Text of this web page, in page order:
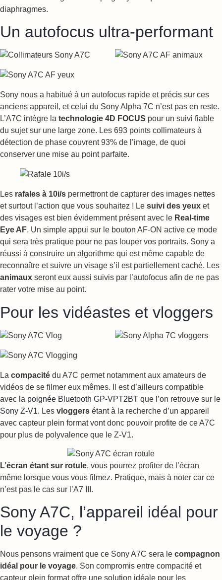
diaphragmes.
Un autofocus ultra-performant
Sony nous a habitué à un autofocus rapide et précis sur ces
anciens appareil, et celui du Sony Alpha 7C n’est pas en reste.
L’A7C intègre la technologie 4D FOCUS pour un suivi fiable
du sujet sur une large zone. Les 693 points collimateurs à
détection de phase couvrent 93% de l’image, de quoi
conserver une mise au point parfaite.
Les rafales à 10i/s permettront de capturer des images nettes
et surtout l’action que vous souhaitez ! Le suivi des yeux et
des visages est bien évidemment présent avec le Real-time
Eye AF. Un simple appui sur le bouton AF-ON active ce mode
qui sera très pratique pour ne pas louper vos portraits. Sony a
réussi à construire un algorithme qui est même capable de
reconnaître et suivre un visage s’il est partiellement caché. Les
animaux seront eux aussi suivis par l’autofocus afin de ne pas
rater votre mise au point.
Pour les vidéastes et vloggers
La compacité du A7C permet notamment aux amateurs de
vidéos de se filmer eux mêmes. Il est d’ailleurs compatible
avec la poignée Bluetooth GP-VPT2BT que l’on retrouve sur le
Sony Z-V1. Les vloggers étant à la recherche d’un appareil
avec capteur plein format vont donc pouvoir profite de ce A7C
pour plus de polyvalence que le Z-V1.
L’écran étant sur rotule, vous pourrez profiter de l’écran
même lorsque vous vous filmez. Pratique, mais à noter car ce
n’est pas le cas sur l’A7 III.
Sony A7C, l’appareil idéal pour
le voyage ?
Nous pensons vraiment que ce Sony A7C sera le compagnon
idéal pour le voyage. Son compromis entre compacité et
capteur plein format offre une solution idéale pour les